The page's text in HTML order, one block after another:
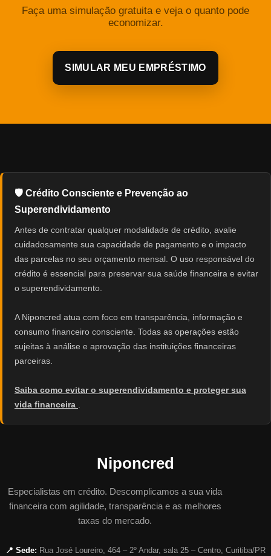
Faça uma simulação gratuita e veja o quanto pode
economizar.
SIMULAR MEU EMPRÉSTIMO
🛡️ Crédito Consciente e Prevenção ao
Superendividamento
Antes de contratar qualquer modalidade de crédito, avalie
cuidadosamente sua capacidade de pagamento e o impacto
das parcelas no seu orçamento mensal. O uso responsável do
crédito é essencial para preservar sua saúde financeira e evitar
o superendividamento.
A Niponcred atua com foco em transparência, informação e
consumo financeiro consciente. Todas as operações estão
sujeitas à análise e aprovação das instituições financeiras
parceiras.
Saiba como evitar o superendividamento e proteger sua
vida financeira .
Niponcred
Especialistas em crédito. Descomplicamos a sua vida
financeira com agilidade, transparência e as melhores
taxas do mercado.
📍 Sede: Rua José Loureiro, 464 – 2º Andar, sala 25 – Centro, Curitiba/PR